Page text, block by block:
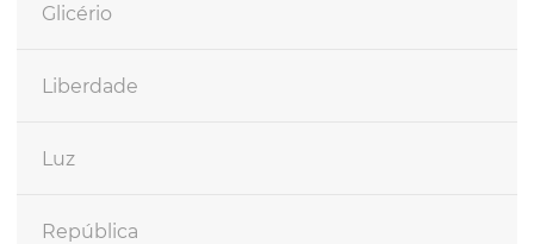
Glicério
Liberdade
Luz
República